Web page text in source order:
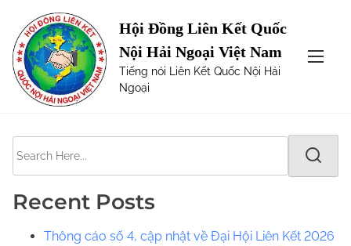
Hội Đồng Liên Kết Quốc
Nội Hải Ngoại Việt Nam
Tiếng nói Liên Kết Quốc Nội Hải
Ngoại
Page not Found
The requested url was not found on this server. Maybe
try one of the links below or a search?
e
Recent Posts
Thông cáo số 4, cập nhật về Đại Hội Liên Kết 2026